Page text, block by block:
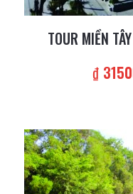
TOUR MIỀN
₫